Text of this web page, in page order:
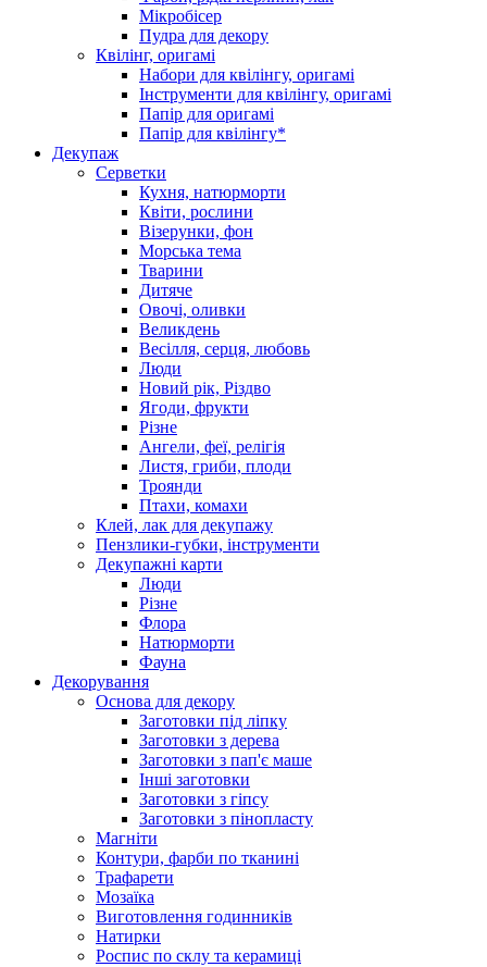
Мікробісер
Пудра для декору
Квілінг, оригамі
Набори для квілінгу, оригамі
Інструменти для квілінгу, оригамі
Папір для оригамі
Папір для квілінгу*
Декупаж
Серветки
Кухня, натюрморти
Квіти, рослини
Візерунки, фон
Морська тема
Тварини
Дитяче
Овочі, оливки
Великдень
Весілля, серця, любовь
Люди
Новий рік, Різдво
Ягоди, фрукти
Різне
Ангели, феї, релігія
Листя, гриби, плоди
Троянди
Птахи, комахи
Клей, лак для декупажу
Пензлики-губки, інструменти
Декупажні карти
Люди
Різне
Флора
Натюрморти
Фауна
Декорування
Основа для декору
Заготовки під ліпку
Заготовки з дерева
Заготовки з пап'є маше
Інші заготовки
Заготовки з гіпсу
Заготовки з пінопласту
Магніти
Контури, фарби по тканині
Трафарети
Мозаїка
Виготовлення годинників
Натирки
Роспис по склу та керамиці